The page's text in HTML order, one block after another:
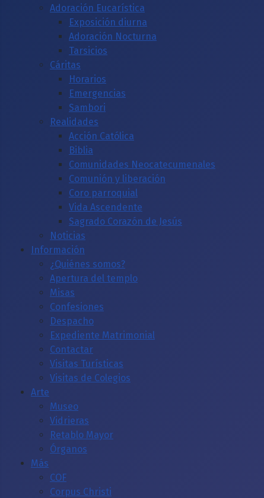
Adoración Eucarística
Exposición diurna
Adoración Nocturna
Tarsicios
Cáritas
Horarios
Emergencias
Sambori
Realidades
Acción Católica
Biblia
Comunidades Neocatecumenales
Comunión y liberación
Coro parroquial
Vida Ascendente
Sagrado Corazón de Jesús
Noticias
Información
¿Quiénes somos?
Apertura del templo
Misas
Confesiones
Despacho
Expediente Matrimonial
Contactar
Visitas Turísticas
Visitas de Colegios
Arte
Museo
Vidrieras
Retablo Mayor
Órganos
Más
COF
Corpus Christi